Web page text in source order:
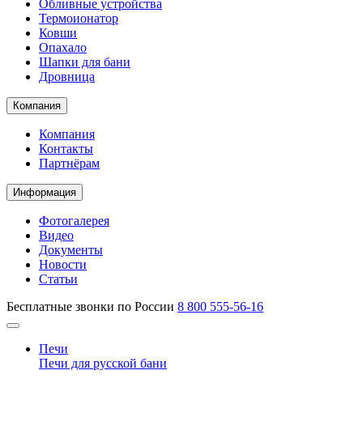
Обливные устройства
Термоионатор
Ковши
Опахало
Шапки для бани
Дровница
Компания
Компания
Контакты
Партнёрам
Информация
Фотогалерея
Видео
Документы
Новости
Статьи
Бесплатные звонки по России 8 800 555-56-16
Печи
Печи для русской бани